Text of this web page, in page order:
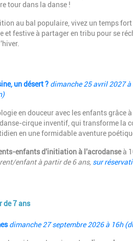
tour dans la danse !
au bal populaire, vivez un temps fort
et festive à partager en tribu pour se
un désert ?dimanche 25 avril 2027 à
en douceur avec les enfants grâce à
cirque inventif, qui transforme la
en une formidable aventure
enfants d'initiation à l'acrodanseà
enfantà partir de 6 ans, sur
de 7 ans
dimanche 27 septembre 2026 à 16h